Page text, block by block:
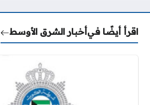
اقرأ أيضًا فيأخبار الشرق الأوسط